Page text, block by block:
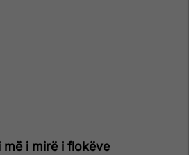
më i mirë i flokëve